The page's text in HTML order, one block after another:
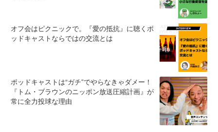
オフ会はピクニックで。『愛の抵抗』に聴くポ
ッドキャストならではの交流とは
ポッドキャストは“ガチ”でやらなきゃダメー！
『トム・ブラウンのニッポン放送圧縮計画』が
常に全力投球な理由